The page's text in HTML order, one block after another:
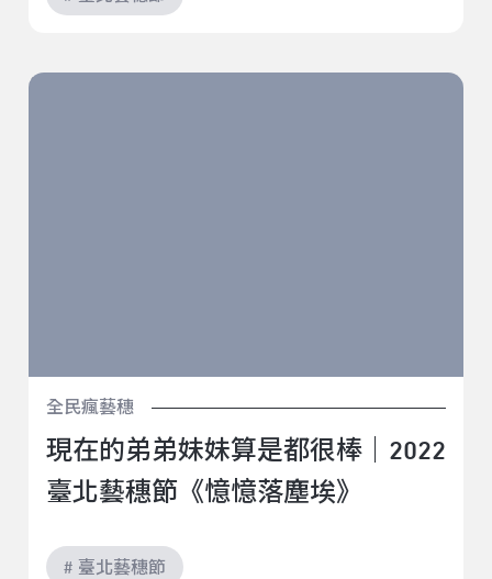
現在的弟弟妹妹算是都很棒｜2022臺北藝穗節《憶憶落
全民瘋藝穗
現在的弟弟妹妹算是都很棒｜2022
臺北藝穗節《憶憶落塵埃》
# 臺北藝穗節